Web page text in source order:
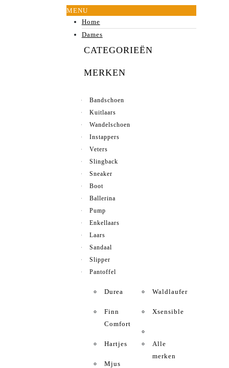
MENU
Home
Dames
CATEGORIEËN
MERKEN
Bandschoen
Kuitlaars
Wandelschoen
Instappers
Veters
Slingback
Sneaker
Boot
Ballerina
Pump
Enkellaars
Laars
Sandaal
Slipper
Pantoffel
Durea
Finn
Comfort
Hartjes
Mjus
Waldlaufer
Xsensible
Alle
merken